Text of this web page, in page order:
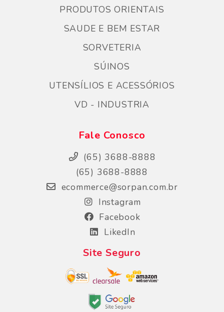
PRODUTOS ORIENTAIS
SAUDE E BEM ESTAR
SORVETERIA
SÚINOS
UTENSÍLIOS E ACESSÓRIOS
VD - INDUSTRIA
Fale Conosco
(65) 3688-8888
(65) 3688-8888
ecommerce@sorpan.com.br
Instagram
Facebook
LikedIn
Site Seguro